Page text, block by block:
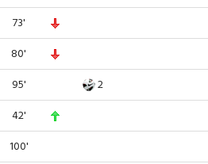
73'
80'
95' 2
42'
100'